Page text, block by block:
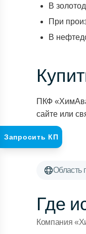
В
При
В
ПКФ
сайте или
Область
Где
Компания
Запросить КП